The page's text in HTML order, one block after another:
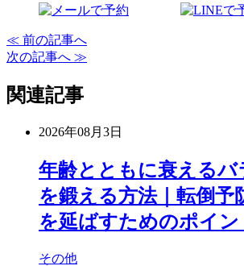
≪ 前の記事へ
次の記事へ ≫
関連記事
2026年08月3日
年齢とともに衰えるバ
を鍛える方法｜転倒予
を延ばすためのポイン
その他